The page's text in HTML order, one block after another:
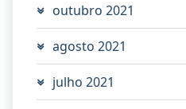
outubro 2021
agosto 2021
julho 2021